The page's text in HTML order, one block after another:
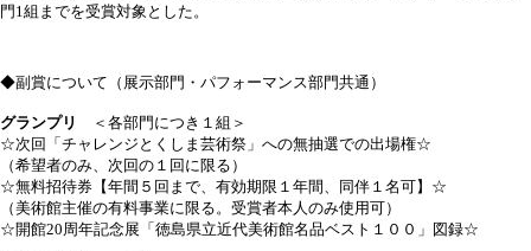
門1組までを受賞対象とした。
◆副賞について（展示部門・パフォーマンス部門共通）
グランプリ
＜各部門につき１組＞
☆次回「チャレンジとくしま芸術祭」への無抽選での出場権☆
（希望者のみ、次回の１回に限る）
☆無料招待券【年間５回まで、有効期限１年間、同伴１名可】☆
（美術館主催の有料事業に限る。受賞者本人のみ使用可）
☆開館20周年記念展「徳島県立近代美術館名品ベスト１００」図録☆